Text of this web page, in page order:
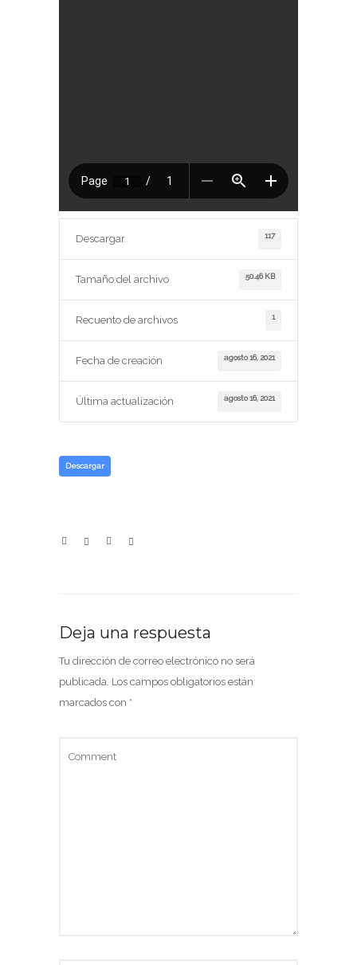
Descargar 117
Tamaño del archivo 50.46 KB
Recuento de archivos 1
Fecha de creación agosto 16, 2021
Última actualización agosto 16, 2021
Descargar
Deja una respuesta
Tu dirección de correo electrónico no será
publicada. Los campos obligatorios están
marcados con *